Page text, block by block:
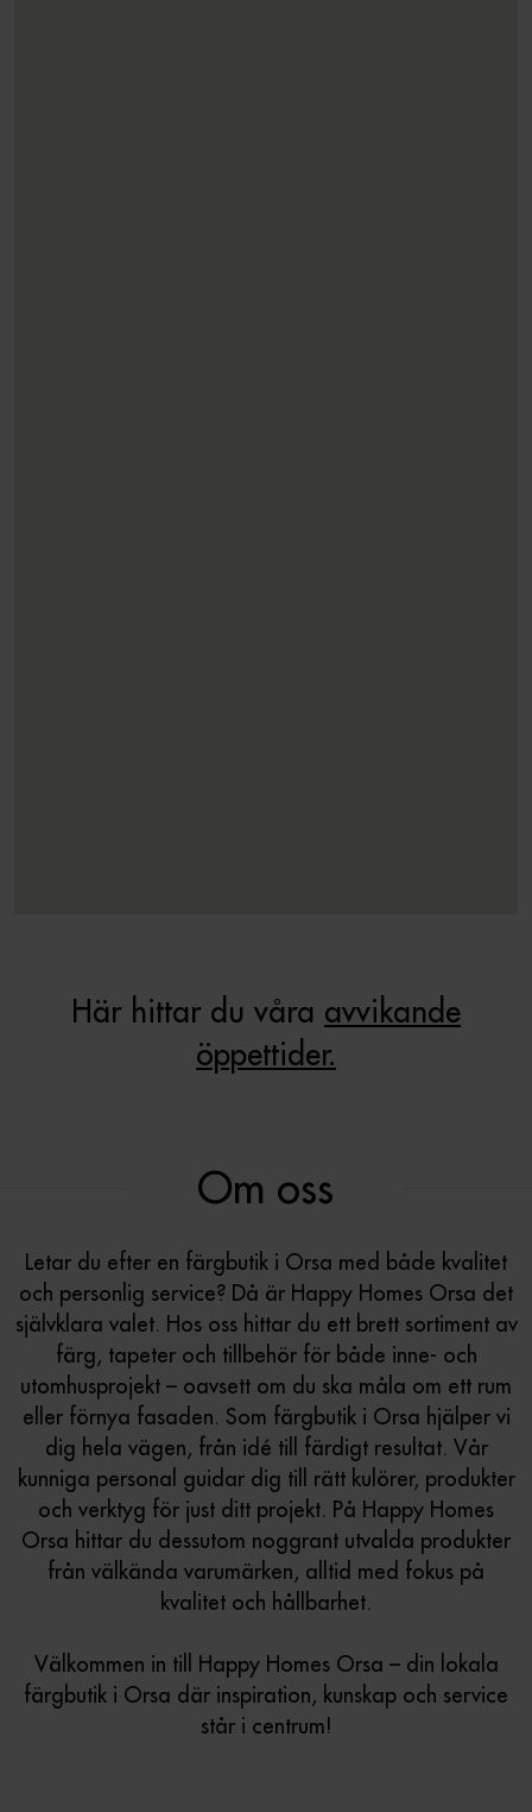
Här hittar du våra avvikande
öppettider.
Om oss
Letar du efter en färgbutik i Orsa med både kvalitet
och personlig service? Då är Happy Homes Orsa det
självklara valet. Hos oss hittar du ett brett sortiment av
färg, tapeter och tillbehör för både inne- och
utomhusprojekt – oavsett om du ska måla om ett rum
eller förnya fasaden. Som färgbutik i Orsa hjälper vi
dig hela vägen, från idé till färdigt resultat. Vår
kunniga personal guidar dig till rätt kulörer, produkter
och verktyg för just ditt projekt. På Happy Homes
Orsa hittar du dessutom noggrant utvalda produkter
från välkända varumärken, alltid med fokus på
kvalitet och hållbarhet.
Välkommen in till Happy Homes Orsa – din lokala
färgbutik i Orsa där inspiration, kunskap och service
står i centrum!